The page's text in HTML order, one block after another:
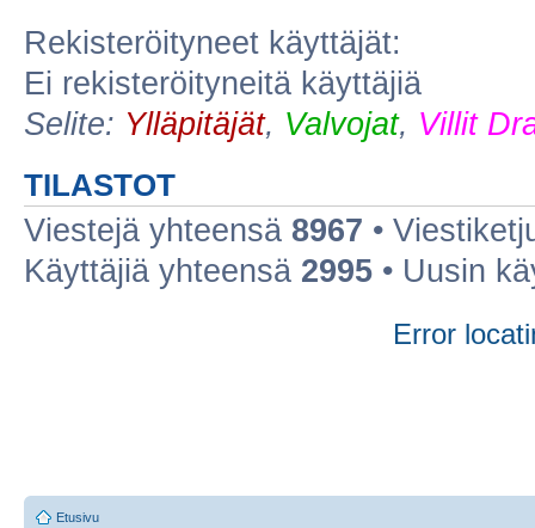
Rekisteröityneet käyttäjät:
Ei rekisteröityneitä käyttäjiä
Selite: Ylläpitäjät, Valvojat, Villit
TILASTOT
Viestejä yhteensä 8967 •
Käyttäjiä yhteensä 2995 • Uusin
Error
Etusivu